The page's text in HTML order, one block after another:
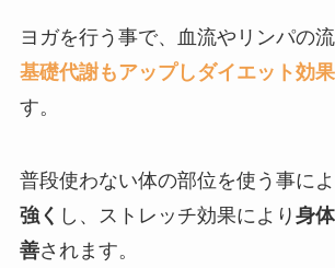
ヨガを行う事で、血流やリンパの
基礎代謝もアップしダイエット効果
す。
普段使わない体の部位を使う事によ
強く し、ストレッチ効果により 身
善されます。